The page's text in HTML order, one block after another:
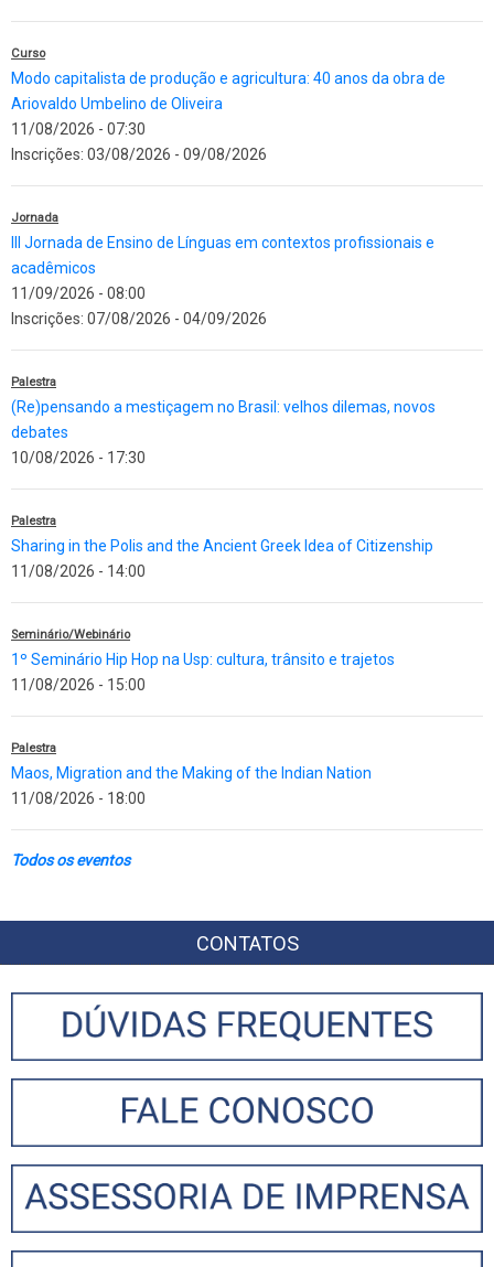
Curso
Modo capitalista de produção e agricultura: 40 anos da obra de
Ariovaldo Umbelino de Oliveira
11/08/2026 - 07:30
Inscrições: 03/08/2026 - 09/08/2026
Jornada
III Jornada de Ensino de Línguas em contextos profissionais e
acadêmicos
11/09/2026 - 08:00
Inscrições: 07/08/2026 - 04/09/2026
Palestra
(Re)pensando a mestiçagem no Brasil: velhos dilemas, novos
debates
10/08/2026 - 17:30
Palestra
Sharing in the Polis and the Ancient Greek Idea of Citizenship
11/08/2026 - 14:00
Seminário/Webinário
1º Seminário Hip Hop na Usp: cultura, trânsito e trajetos
11/08/2026 - 15:00
Palestra
Maos, Migration and the Making of the Indian Nation
11/08/2026 - 18:00
Todos os eventos
CONTATOS